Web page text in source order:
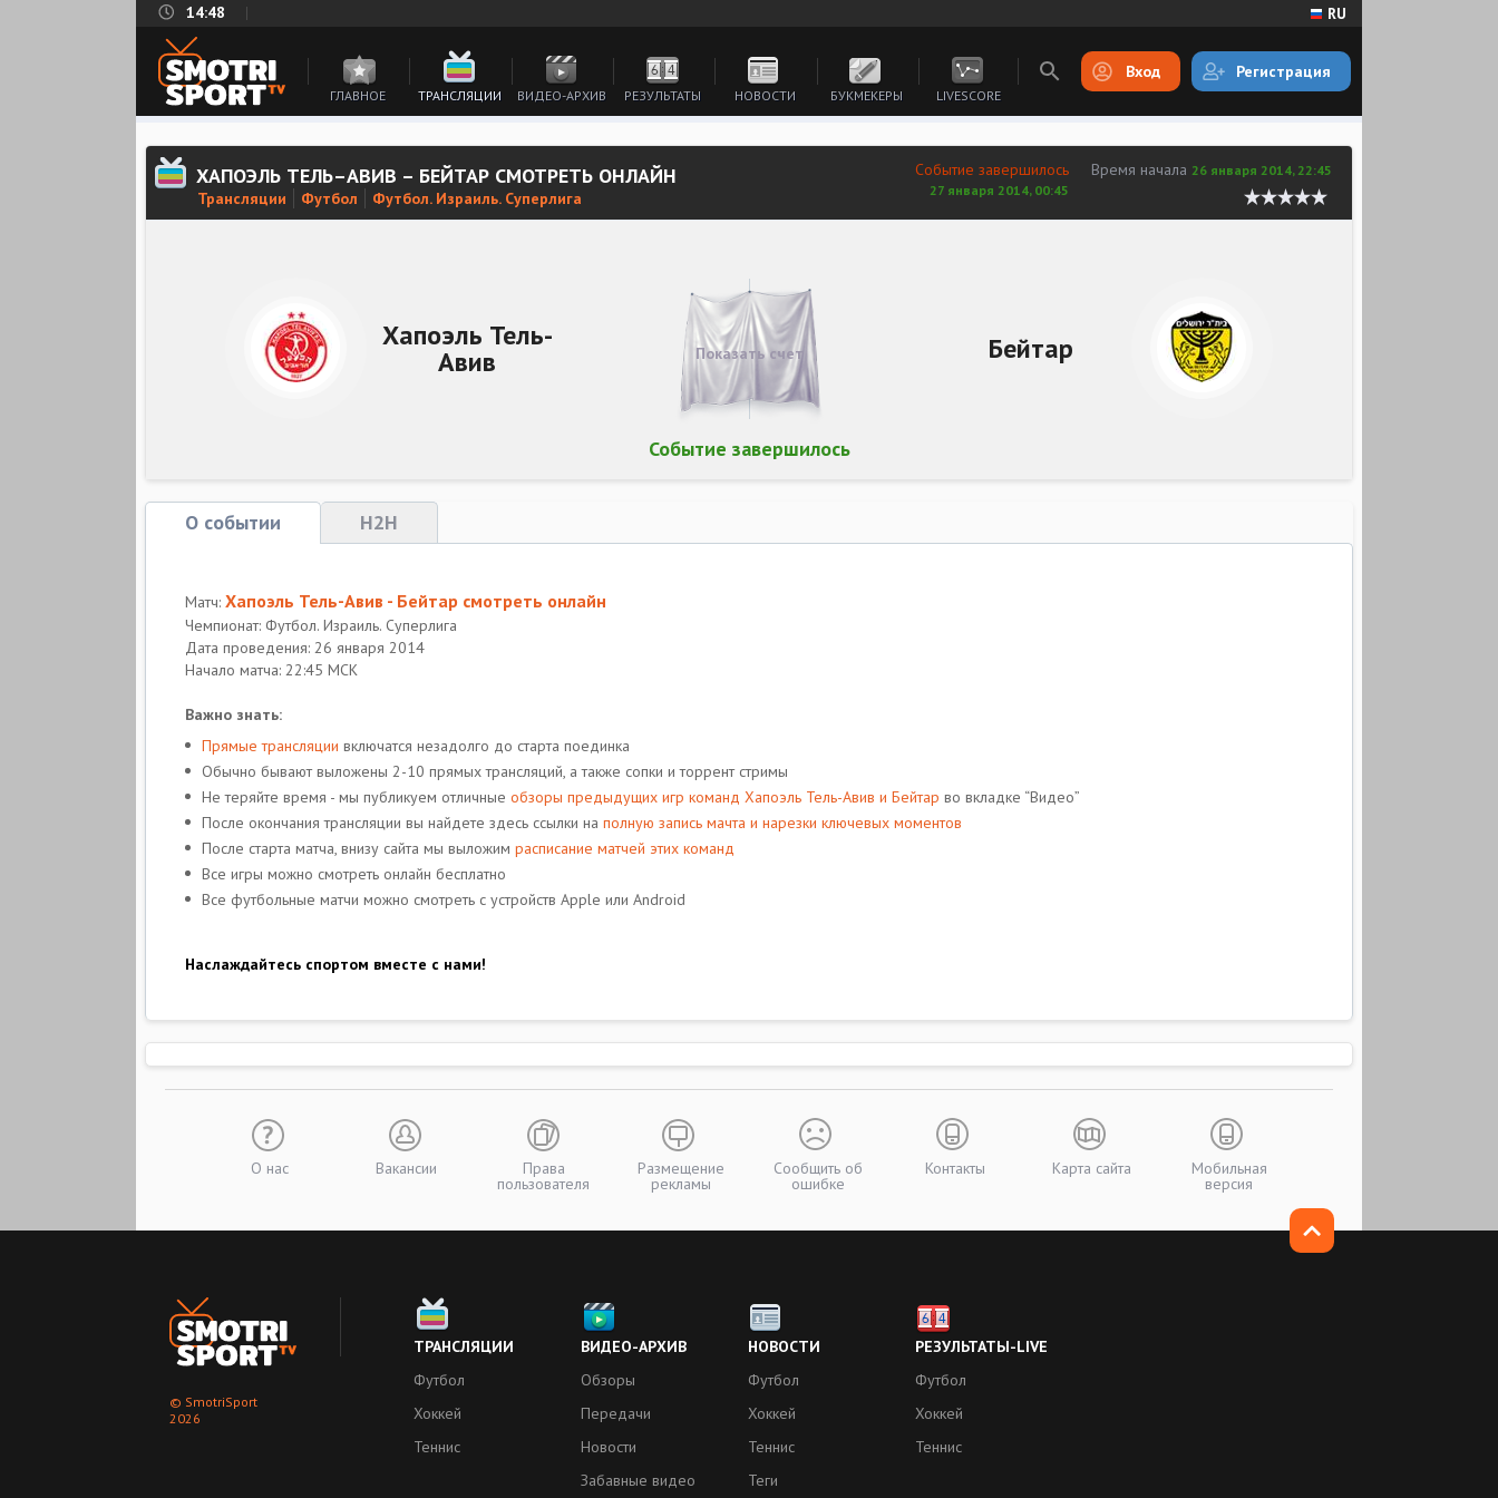
14:48 RU
ГЛАВНОЕ ТРАНСЛЯЦИИ ВИДЕО-АРХИВ РЕЗУЛЬТАТЫ НОВОСТИ БУКМЕКЕРЫ LIVESCORE
Вход Регистрация
ХАПОЭЛЬ ТЕЛЬ–АВИВ – БЕЙТАР СМОТРЕТЬ ОНЛАЙН
Трансляции Футбол Футбол. Израиль. Суперлига
Время начала 26 января 2014, 22:45
Событие завершилось
27 января 2014, 00:45
Хапоэль Тель-
Авив Бейтар
Событие завершилось
Показать счет
О событии H2H
Матч: Хапоэль Тель-Авив - Бейтар смотреть онлайн
Чемпионат: Футбол. Израиль. Суперлига
Дата проведения: 26 января 2014
Начало матча: 22:45 МСК
Важно знать:
Прямые трансляции включатся незадолго до старта поединка
Обычно бывают выложены 2-10 прямых трансляций, a также сопки и торрент стримы
Не теряйте время - мы публикуем отличные обзоры предыдущих игр команд Хапоэль Тель-Авив и Бейтар во вкладке “Видео”
После окончания трансляции вы найдете здесь ссылки на полную запись мачта и нарезки ключевых моментов
После старта матча, внизу сайта мы выложим расписание матчей этих команд
Все игры можно смотреть онлайн бесплатно
Все футбольные матчи можно смотреть с устройств Apple или Android
Наслаждайтесь спортом вместе с нами!
О нас Вакансии Права
пользователя
Размещение
рекламы
Сообщить об
ошибке
Контакты Карта сайта Мобильная
версия
© SmotriSport
2026
ТРАНСЛЯЦИИ
Футбол
Хоккей
Теннис
ВИДЕО-АРХИВ
Обзоры
Передачи
Новости
Забавные видео
НОВОСТИ
Футбол
Хоккей
Теннис
Теги
РЕЗУЛЬТАТЫ-LIVE
Футбол
Хоккей
Теннис